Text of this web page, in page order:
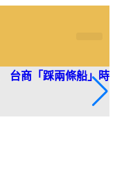
台商「踩兩條船」時